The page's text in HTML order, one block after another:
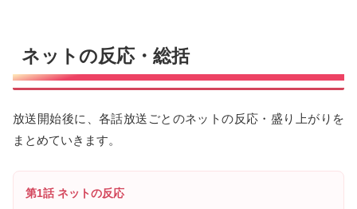
ネットの反応・総括
放送開始後に、各話放送ごとのネットの反応・盛り上がりを
まとめていきます。
第1話 ネットの反応